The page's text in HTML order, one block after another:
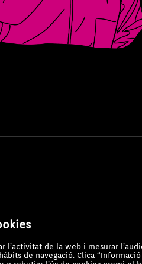
l’activitat de la web i mesurar
de navegació. Clica